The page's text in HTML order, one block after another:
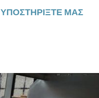
ΥΠΟΣΤΗΡΊΞΤΕ ΜΑΣ